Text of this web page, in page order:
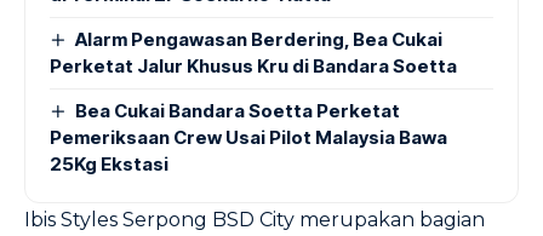
Alarm Pengawasan Berdering, Bea Cukai
Perketat Jalur Khusus Kru di Bandara Soetta
Bea Cukai Bandara Soetta Perketat
Pemeriksaan Crew Usai Pilot Malaysia Bawa
25Kg Ekstasi
Ibis Styles Serpong BSD City merupakan bagian